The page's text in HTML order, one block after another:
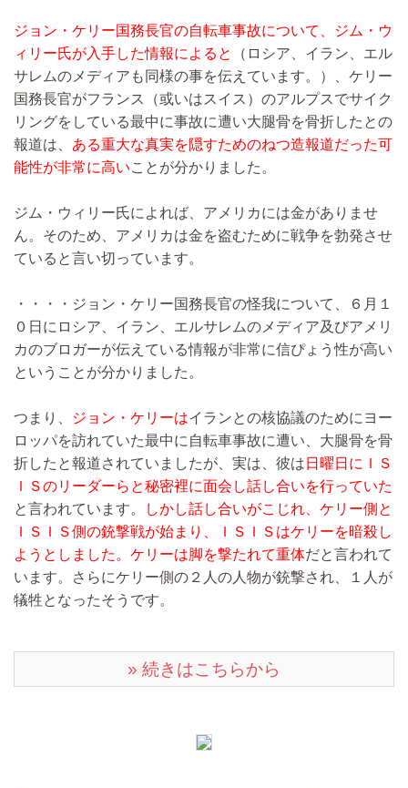
ジョン・ケリー国務長官の自転車事故について、ジム・ウ
ィリー氏が入手した情報によると
（ロシア、イラン、エル
サレムのメディアも同様の事を伝えています。）、ケリー
国務長官がフランス（或いはスイス）のアルプスでサイク
リングをしている最中に事故に遭い大腿骨を骨折したとの
報道は、 ある重大な真実を隠すためのねつ造報道だった可
能性が非常に高いことが分かりました。
ジム・ウィリー氏によれば、アメリカには金がありませ
ん。そのため、アメリカは金を盗むために戦争を勃発させ
ていると言い切っています。
・・・・ジョン・ケリー国務長官の怪我について、６月１
０日にロシア、イラン、エルサレムのメディア及びアメリ
カのブロガーが伝えている情報が非常に信ぴょう性が高い
ということが分かりました。
つまり、 ジョン・ケリーはイランとの核協議のためにヨー
ロッパを訪れていた最中に自転車事故に遭い、大腿骨を骨
折したと報道されていましたが、実は、彼は 日曜日にＩＳ
ＩＳのリーダーらと秘密裡に面会し話し合いを行っていた
と言われています。
しかし話し合いがこじれ、ケリー側と
ＩＳＩＳ側の銃撃戦が始まり、ＩＳＩＳはケリーを暗殺し
ようとしました。ケリーは脚を撃たれて重体だと言われて
います。さらにケリー側の２人の人物が銃撃され、１人が
犠牲となったそうです。
» 続きはこちらから